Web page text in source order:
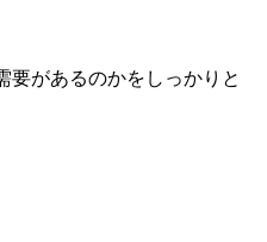
要があるのかをしっかりと